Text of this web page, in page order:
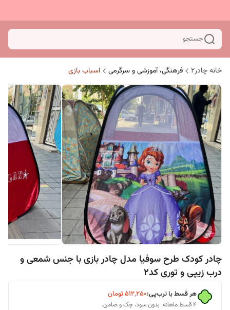
جستجو
خانه چادر۲ فرهنگی، آموزشی و سرگرمی اسباب بازی
چادر کودک طرح سوفیا مدل چادر بازی با جنس شمعی و
درب زیپی و توری کد2
هر قسط با ترب‌پی:۵۱۲٬۲۵۰تومان
۴ قسط ماهانه. بدون سود، چک و ضامن.